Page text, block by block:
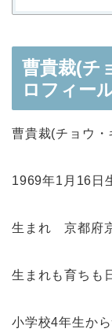
曹貴裁(チ
ロフィー
曹貴裁(チョウ・
1969年1月16
生まれ 京都府
生まれも育ちも
小学校4年生か